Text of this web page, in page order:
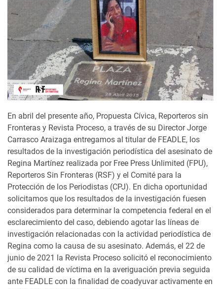
En abril del presente año, Propuesta Cívica, Reporteros sin
Fronteras y Revista Proceso, a través de su Director Jorge
Carrasco Araizaga entregamos al titular de FEADLE, los
resultados de la investigación periodística del asesinato de
Regina Martínez realizada por Free Press Unlimited (FPU),
Reporteros Sin Fronteras (RSF) y el Comité para la
Protección de los Periodistas (CPJ). En dicha oportunidad
solicitamos que los resultados de la investigación fuesen
considerados para determinar la competencia federal en el
esclarecimiento del caso, debiendo agotar las líneas de
investigación relacionadas con la actividad periodística de
Regina como la causa de su asesinato. Además, el 22 de
junio de 2021 la Revista Proceso solicitó el reconocimiento
de su calidad de víctima en la averiguación previa seguida
ante FEADLE con la finalidad de coadyuvar activamente en